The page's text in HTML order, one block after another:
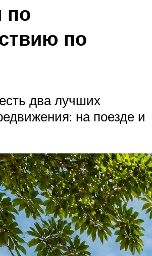
по
по
два лучших
на поезде и